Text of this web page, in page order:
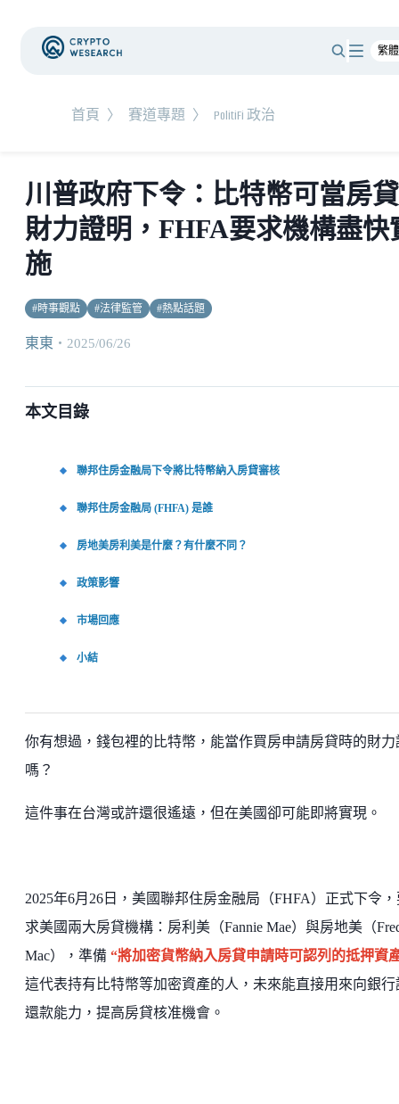
首頁 〉 賽道專題 〉 PolitiFi 政治
川普政府下令：比特幣可當房貸
財力證明，FHFA要求機構盡快
施
#時事觀點 #法律監管 #熱點話題
東東 ・ 2025/06/26
本文目錄
聯邦住房金融局下令將比特幣納入房貸審核
聯邦住房金融局 (FHFA) 是誰
房地美房利美是什麼？有什麼不同？
政策影響
市場回應
小結
你有想過，錢包裡的比特幣，能當作買房申請房貸時的財力
嗎？
這件事在台灣或許還很遙遠，但在美國卻可能即將實現。
2025年6月26日，美國聯邦住房金融局（FHFA）正式下令
求美國兩大房貸機構：房利美（Fannie Mae）與房地美（
Mac），準備 “將加密貨幣納入房貸申請時可認列的抵押資
這代表持有比特幣等加密資產的人，未來能直接用來向銀行
還款能力，提高房貸核准機會。